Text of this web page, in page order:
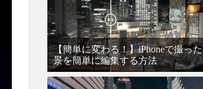
【簡単に変わる！】iPhoneで撮っ
景を簡単に編集する方法